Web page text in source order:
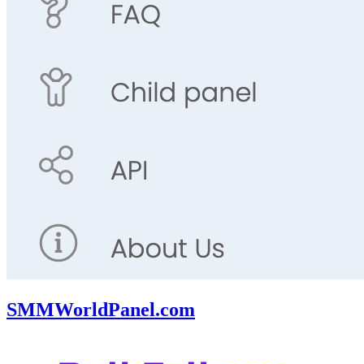
SMMWorldPanel.com